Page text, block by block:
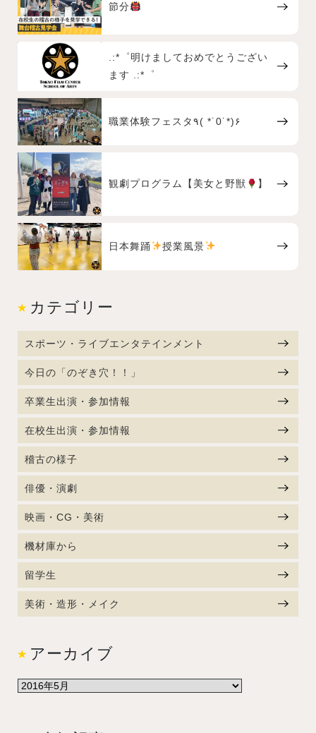
節分
.:*゜明けましておめでとうござい
ます .:*゜
職業体験フェスタ٩( *˙0˙*)۶
観劇プログラム【美女と野獣 】
日本舞踊 授業風景
カテゴリー
スポーツ・ライブエンタテインメント
今日の「のぞき穴！！」
卒業生出演・参加情報
在校生出演・参加情報
稽古の様子
俳優・演劇
映画・CG・美術
機材庫から
留学生
美術・造形・メイク
アーカイブ